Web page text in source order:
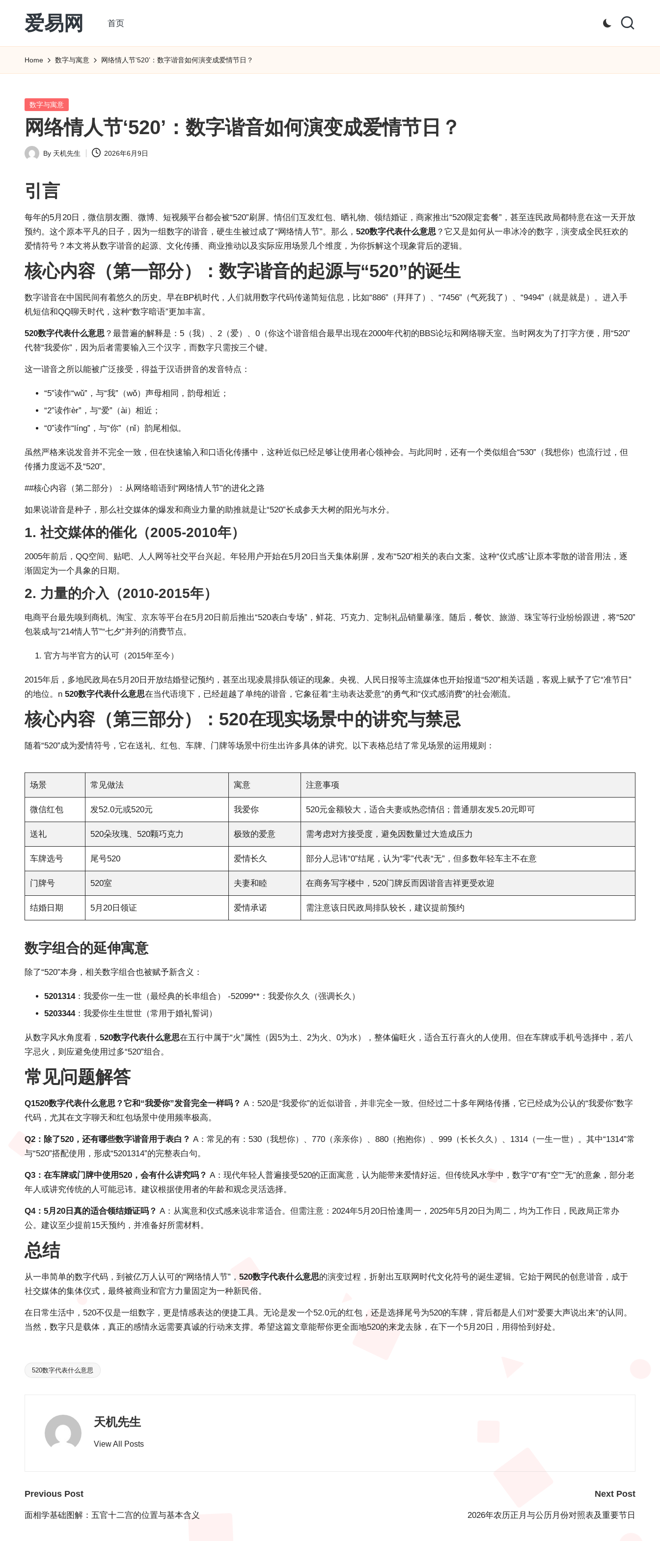
爱易网
历
阳
转
农
历
历
询
_2ebc.com
首页
Home 数字与寓意 网络情人节‘520’：数字谐音如何演变成爱情节日？
Posted
数字与寓意
网络情人节‘520’：数字谐音如何演变成爱情节日？
Posted
By 天机先生 2026年6月9日
引言
每年的5月20日，微信朋友圈、微博、短视频平台都会被“520”刷屏。情侣们互发红包、晒礼物、领结婚证，商家推出“520限定套餐”，甚至连民政局都特意在这一天开放
预约。这个原本平凡的日子，因为一组数字的谐音，硬生生被过成了“网络情人节”。那么， 520数字代表什么意思 ？它又是如何从一串冰冷的数字，演变成全民狂欢的
爱情符号？本文将从数字谐音的起源、文化传播、商业推动以及实际应用场景几个维度，为你拆解这个现象背后的逻辑。
核心内容（第一部分）：数字谐音的起源与“520”的诞生
数字谐音在中国民间有着悠久的历史。早在BP机时代，人们就用数字代码传递简短信息，比如“886”（拜拜了）、“7456”（气死我了）、“9494”（就是就是）。进入手
机短信和QQ聊天时代，这种“数字暗语”更加丰富。
520数字代表什么意思 ？最普遍的解释是：5（我）、2（爱）、0（你这个谐音组合最早出现在2000年代初的BBS论坛和网络聊天室。当时网友为了打字方便，用“520”
代替“我爱你”，因为后者需要输入三个汉字，而数字只需按三个键。
这一谐音之所以能被广泛接受，得益于汉语拼音的发音特点：
“5”读作“wǔ”，与“我”（wǒ）声母相同，韵母相近；
“2”读作èr”，与“爱”（ài）相近；
“0”读作“líng”，与“你”（nǐ）韵尾相似。
虽然严格来说发音并不完全一致，但在快速输入和口语化传播中，这种近似已经足够让使用者心领神会。与此同时，还有一个类似组合“530”（我想你）也流行过，但
传播力度远不及“520”。
##核心内容（第二部分）：从网络暗语到“网络情人节”的进化之路
如果说谐音是种子，那么社交媒体的爆发和商业力量的助推就是让“520”长成参天大树的阳光与水分。
1. 社交媒体的催化（2005-2010年）
2005年前后，QQ空间、贴吧、人人网等社交平台兴起。年轻用户开始在5月20日当天集体刷屏，发布“520”相关的表白文案。这种“仪式感”让原本零散的谐音用法，逐
渐固定为一个具象的日期。
2. 力量的介入（2010-2015年）
电商平台最先嗅到商机。淘宝、京东等平台在5月20日前后推出“520表白专场”，鲜花、巧克力、定制礼品销量暴涨。随后，餐饮、旅游、珠宝等行业纷纷跟进，将“520”
包装成与“214情人节”“七夕”并列的消费节点。
官方与半官方的认可（2015年至今）
2015年后，多地民政局在5月20日开放结婚登记预约，甚至出现凌晨排队领证的现象。央视、人民日报等主流媒体也开始报道“520”相关话题，客观上赋予了它“准节日”
的地位。n 520数字代表什么意思在当代语境下，已经超越了单纯的谐音，它象征着“主动表达爱意”的勇气和“仪式感消费”的社会潮流。
核心内容（第三部分）：520在现实场景中的讲究与禁忌
随着“520”成为爱情符号，它在送礼、红包、车牌、门牌等场景中衍生出许多具体的讲究。以下表格总结了常见场景的运用规则：
场景 常见做法 寓意 注意事项
微信红包 发52.0元或520元 我爱你 520元金额较大，适合夫妻或热恋情侣；普通朋友发5.20元即可
送礼 520朵玫瑰、520颗巧克力 极致的爱意 需考虑对方接受度，避免因数量过大造成压力
车牌选号 尾号520 爱情长久 部分人忌讳“0”结尾，认为“零”代表“无”，但多数年轻车主不在意
门牌号 520室 夫妻和睦 在商务写字楼中，520门牌反而因谐音吉祥更受欢迎
结婚日期 5月20日领证 爱情承诺 需注意该日民政局排队较长，建议提前预约
数字组合的延伸寓意
除了“520”本身，相关数字组合也被赋予新含义：
5201314：我爱你一生一世（最经典的长串组合） -52099**：我爱你久久（强调长久）
5203344：我爱你生生世世（常用于婚礼誓词）
从数字风水角度看， 520数字代表什么意思在五行中属于“火”属性（因5为土、2为火、0为水），整体偏旺火，适合五行喜火的人使用。但在车牌或手机号选择中，若八
字忌火，则应避免使用过多“520”组合。
常见问题解答
Q1520数字代表什么意思？它和“我爱你”发音完全一样吗？ A：520是“我爱你”的近似谐音，并非完全一致。但经过二十多年网络传播，它已经成为公认的“我爱你”数字
代码，尤其在文字聊天和红包场景中使用频率极高。
Q2：除了520，还有哪些数字谐音用于表白？ A：常见的有：530（我想你）、770（亲亲你）、880（抱抱你）、999（长长久久）、1314（一生一世）。其中“1314”常
与“520”搭配使用，形成“5201314”的完整表白句。
Q3：在车牌或门牌中使用520，会有什么讲究吗？ A：现代年轻人普遍接受520的正面寓意，认为能带来爱情好运。但传统风水学中，数字“0”有“空”“无”的意象，部分老
年人或讲究传统的人可能忌讳。建议根据使用者的年龄和观念灵活选择。
Q4：5月20日真的适合领结婚证吗？ A：从寓意和仪式感来说非常适合。但需注意：2024年5月20日恰逢周一，2025年5月20日为周二，均为工作日，民政局正常办
公。建议至少提前15天预约，并准备好所需材料。
总结
从一串简单的数字代码，到被亿万人认可的“网络情人节”， 520数字代表什么意思的演变过程，折射出互联网时代文化符号的诞生逻辑。它始于网民的创意谐音，成于
社交媒体的集体仪式，最终被商业和官方力量固定为一种新民俗。
在日常生活中，520不仅是一组数字，更是情感表达的便捷工具。无论是发一个52.0元的红包，还是选择尾号为520的车牌，背后都是人们对“爱要大声说出来”的认同。
当然，数字只是载体，真正的感情永远需要真诚的行动来支撑。希望这篇文章能帮你更全面地520的来龙去脉，在下一个5月20日，用得恰到好处。
Tags:
520数字代表什么意思
天机先生
View All Posts
Post
navigation
Previous Post
面相学基础图解：五官十二宫的位置与基本含义
Next Post
2026年农历正月与公历月份对照表及重要节日